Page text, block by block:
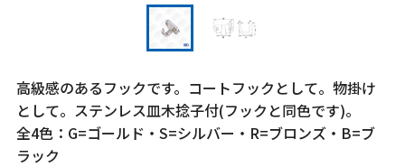
高級感のあるフックです。コートフックとして。物掛け
として。ステンレス皿木捻子付(フックと同色です)。
全4色：G=ゴールド・S=シルバー・R=ブロンズ・B=ブ
ラック